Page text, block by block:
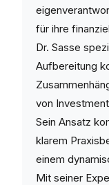
für ihre
Dr. Sasse
Aufbereitung
von
Sein Ansatz
klarem
einem
Mit seiner